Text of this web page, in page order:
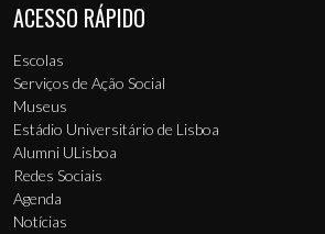
Menu de rodapé
ACESSO RÁPIDO
Escolas
Serviços de Ação Social
Museus
Estádio Universitário de Lisboa
Alumni ULisboa
Redes Sociais
Agenda
Notícias